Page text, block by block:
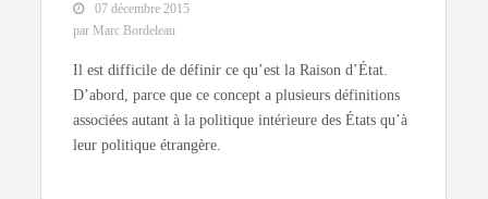
07 décembre 2015
par Marc Bordeleau
Il est difficile de définir ce qu’est la Raison d’État.
D’abord, parce que ce concept a plusieurs définitions
associées autant à la politique intérieure des États qu’à
leur politique étrangère.